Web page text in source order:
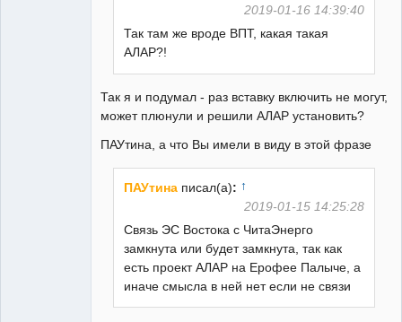
2019-01-16 14:39:40
Так там же вроде ВПТ, какая такая
АЛАР?!
Так я и подумал - раз вставку включить не могут,
может плюнули и решили АЛАР установить?
ПАУтина, а что Вы имели в виду в этой фразе
ПАУтина писал(а): ↑
2019-01-15 14:25:28
Связь ЭС Востока с ЧитаЭнерго
замкнута или будет замкнута, так как
есть проект АЛАР на Ерофее Палыче, а
иначе смысла в ней нет если не связи